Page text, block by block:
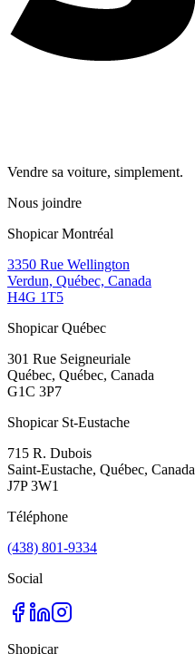
Vendre sa voiture, simplement.
Nous joindre
Shopicar Montréal
3350 Rue Wellington
Verdun, Québec, Canada
H4G 1T5
Shopicar Québec
301 Rue Seigneuriale
Québec, Québec, Canada
G1C 3P7
Shopicar St-Eustache
715 R. Dubois
Saint-Eustache, Québec, Canada
J7P 3W1
Téléphone
(438) 801-9334
Social
Shopicar